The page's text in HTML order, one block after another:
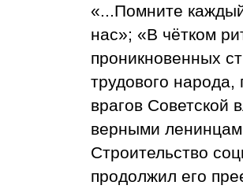
«...Помните
нас»; «В чётком
проникновенных
трудового
врагов Советской
верными
Строительство
продолжил его